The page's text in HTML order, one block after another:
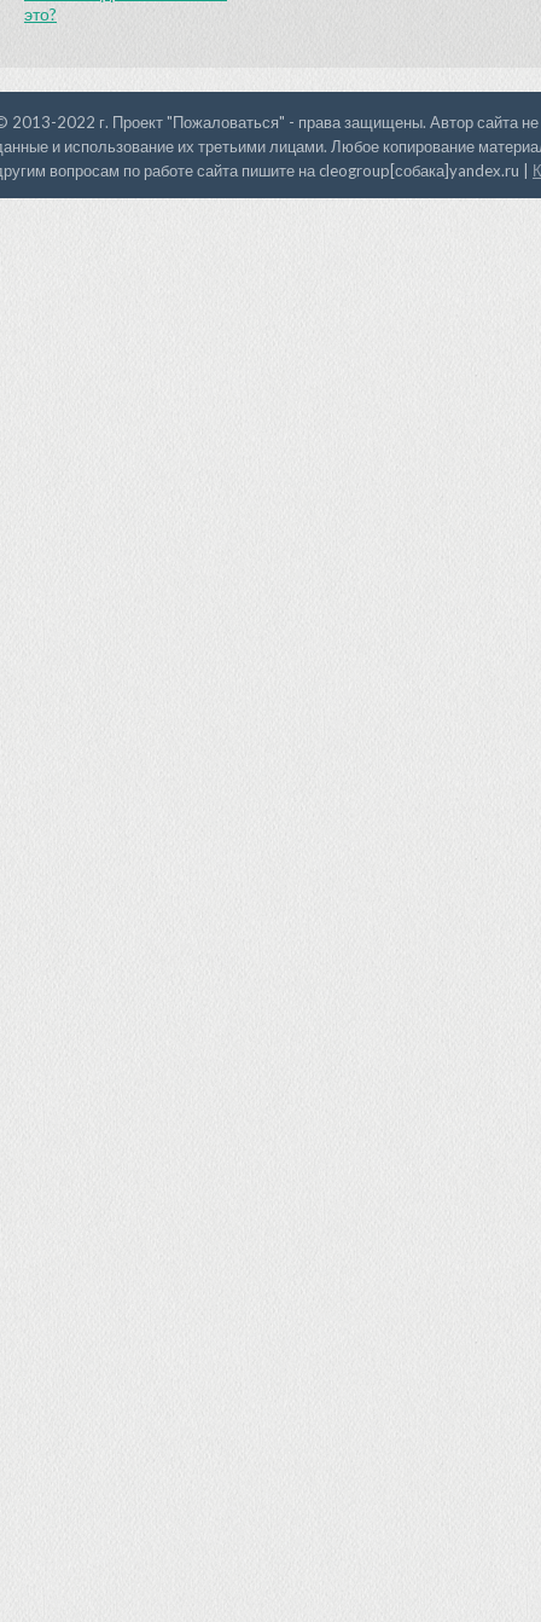
это?
2013-2022 г. Проект "Пожаловаться" - права защищены. Автор сайта не
и использование их третьими лицами. Любое копирование
вопросам по работе сайта пишите на cleogroup[собака]yandex.ru |